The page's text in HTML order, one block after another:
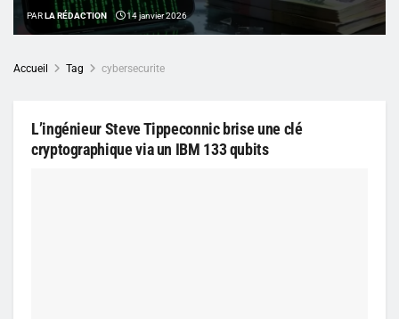
PARLA RÉDACTION 14 janvier 2026
Accueil Tag cybersecurite
L’ingénieur Steve Tippeconnic brise une clé
cryptographique via un IBM 133 qubits